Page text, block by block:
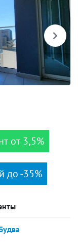
от 3,5%
до -35%